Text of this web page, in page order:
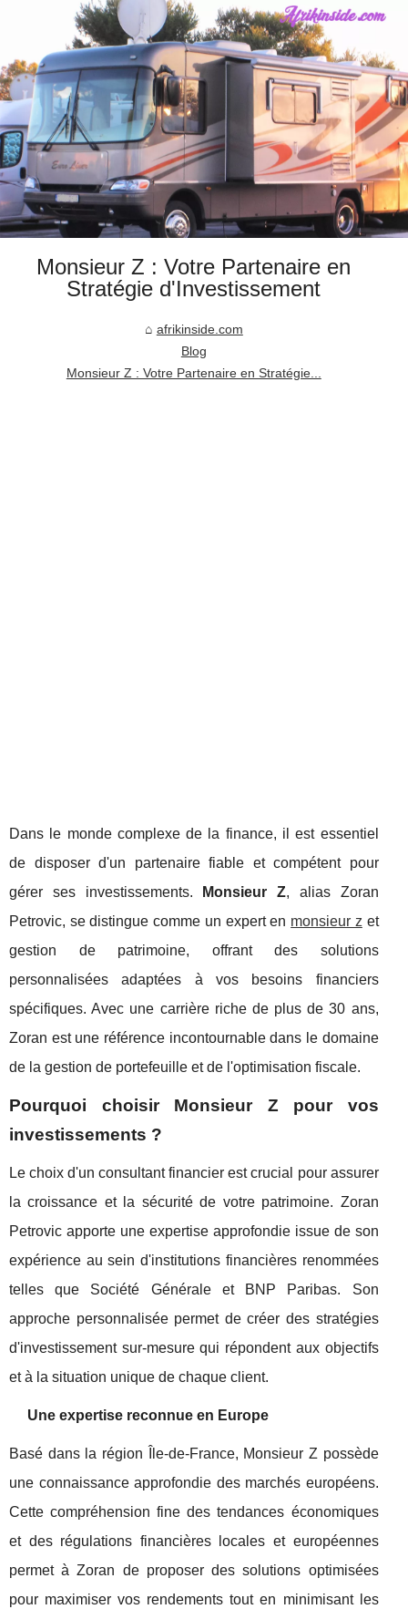
Monsieur Z : Votre Partenaire en
Stratégie d'Investissement
afrikinside.com
Blog
Monsieur Z : Votre Partenaire en Stratégie...
Dans le monde complexe de la finance, il est essentiel
de disposer d'un partenaire fiable et compétent pour
gérer ses investissements.
Monsieur Z, alias Zoran
Petrovic, se distingue comme un expert en monsieur z et
gestion de patrimoine, offrant des solutions
personnalisées adaptées à vos besoins financiers
spécifiques. Avec une carrière riche de plus de 30 ans,
Zoran est une référence incontournable dans le domaine
de la gestion de portefeuille et de l'optimisation fiscale.
Pourquoi choisir Monsieur Z pour vos
investissements ?
Le choix d'un consultant financier est crucial pour assurer
la croissance et la sécurité de votre patrimoine. Zoran
Petrovic apporte une expertise approfondie issue de son
expérience au sein d'institutions financières renommées
telles que Société Générale et BNP Paribas. Son
approche personnalisée permet de créer des stratégies
d'investissement sur-mesure qui répondent aux objectifs
et à la situation unique de chaque client.
Une expertise reconnue en Europe
Basé dans la région Île-de-France, Monsieur Z possède
une connaissance approfondie des marchés européens.
Cette compréhension fine des tendances économiques
et des régulations financières locales et européennes
permet à Zoran de proposer des solutions optimisées
pour maximiser vos rendements tout en minimisant les